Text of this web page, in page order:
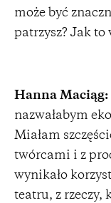
może być
patrzysz? Jak to
Hanna Maciąg:
nazwałabym
Miałam
twórcami i z
wynikało
teatru, z rzeczy,